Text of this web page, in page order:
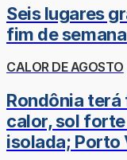
Seis lugares
fim de
CALOR DE AGOSTO
Rondônia
calor, sol
isolada; Porto